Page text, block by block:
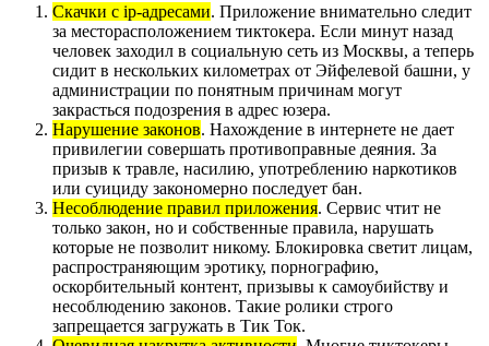
Скачки с ip-адресами. Приложение внимательно следит
за месторасположением тиктокера. Если минут назад
человек заходил в социальную сеть из Москвы, а теперь
сидит в нескольких километрах от Эйфелевой башни, у
администрации по понятным причинам могут
закрасться подозрения в адрес юзера.
Нарушение законов. Нахождение в интернете не дает
привилегии совершать противоправные деяния. За
призыв к травле, насилию, употреблению наркотиков
или суициду закономерно последует бан.
Несоблюдение правил приложения. Сервис чтит не
только закон, но и собственные правила, нарушать
которые не позволит никому. Блокировка светит лицам,
распространяющим эротику, порнографию,
оскорбительный контент, призывы к самоубийству и
несоблюдению законов. Такие ролики строго
запрещается загружать в Тик Ток.